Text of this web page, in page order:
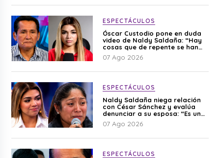
ESPECTÁCULOS
Óscar Custodio pone en duda
video de Naldy Saldaña: “Hay
cosas que de repente se han
editado”
07 Ago 2026
ESPECTÁCULOS
Naldy Saldaña niega relación
con César Sánchez y evalúa
denunciar a su esposa: “Es una
difamación”
07 Ago 2026
ESPECTÁCULOS